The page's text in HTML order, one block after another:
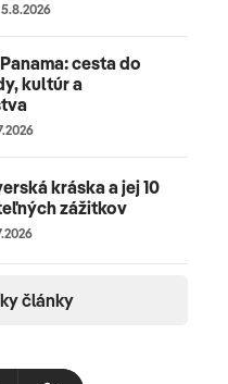
5.8.2026
cesta do
kultúr a
kráska a jej 10
zážitkov
články